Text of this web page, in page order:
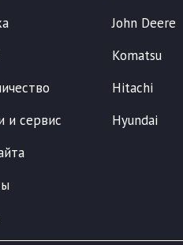
и сервис
John Deere
Komatsu
Hitachi
Hyundai